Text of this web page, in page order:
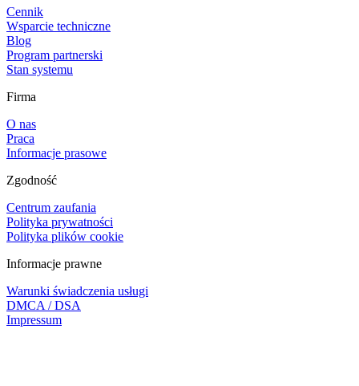
Cennik
Wsparcie techniczne
Blog
Program partnerski
Stan systemu
Firma
O nas
Praca
Informacje prasowe
Zgodność
Centrum zaufania
Polityka prywatności
Polityka plików cookie
Informacje prawne
Warunki świadczenia usługi
DMCA / DSA
Impressum